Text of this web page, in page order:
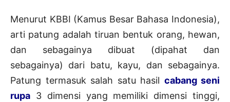
Menurut KBBI (Kamus Besar Bahasa Indonesia),
arti patung adalah tiruan bentuk orang, hewan,
dan sebagainya dibuat (dipahat dan
sebagainya) dari batu, kayu, dan sebagainya.
Patung termasuk salah satu hasil cabang seni
rupa 3 dimensi yang memiliki dimensi tinggi,